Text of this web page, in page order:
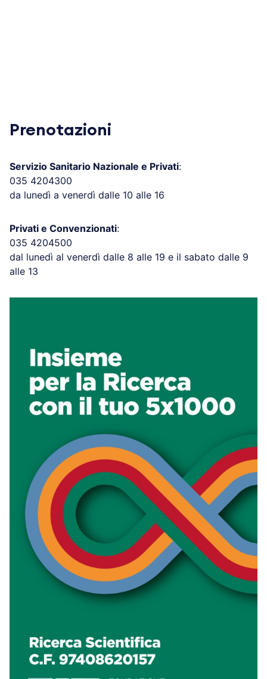
Prenotazioni
Servizio Sanitario Nazionale e Privati:
035 4204300
da lunedì a venerdì dalle 10 alle 16
Privati e Convenzionati:
035 4204500
dal lunedì al venerdì dalle 8 alle 19 e il sabato dalle 9
alle 13